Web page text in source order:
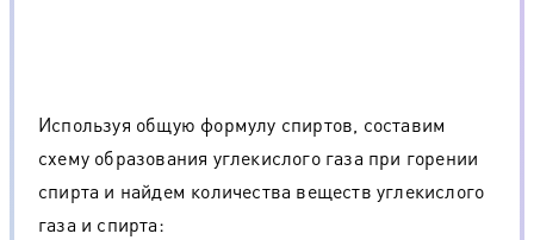
Используя общую формулу спиртов, составим
схему образования углекислого газа при горении
спирта и найдем количества веществ углекислого
газа и спирта: